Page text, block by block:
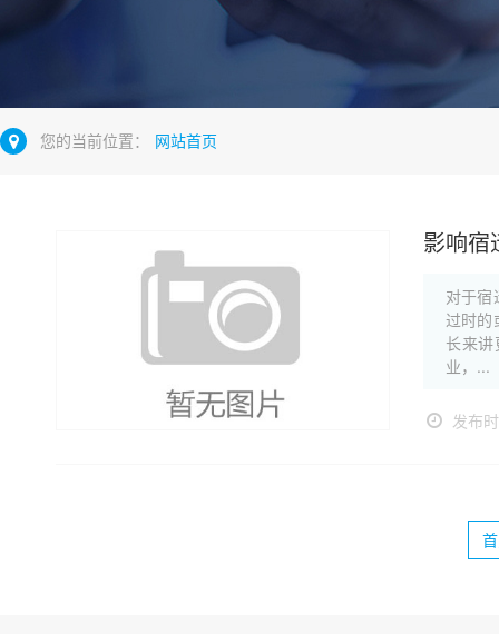
您的当前位置： 网站首页
影响宿
对于宿
过时的
长来讲
业，...
发布